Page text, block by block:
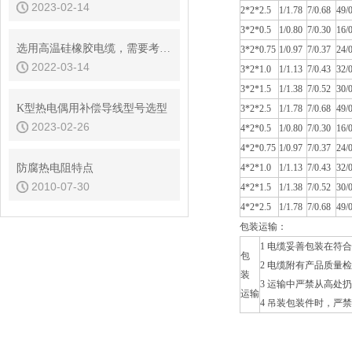
2023-02-14
选用高温硅橡胶电缆，需要考虑哪些问题
2022-03-14
K型热电偶用补偿导线型号选型
2023-02-26
防腐热电阻特点
2010-07-30
2*2*2.5
1/1.78 7/0.68 49/
3*2*0.5
1/0.80 7/0.30 16/
3*2*0.75 1/0.97 7/0.37 24/
3*2*1.0
1/1.13 7/0.43 32/
3*2*1.5
1/1.38 7/0.52 30/
3*2*2.5
1/1.78 7/0.68 49/
4*2*0.5
1/0.80 7/0.30 16/
4*2*0.75 1/0.97 7/0.37 24/
4*2*1.0
1/1.13 7/0.43 32/
4*2*1.5
1/1.38 7/0.52 30/
4*2*2.5
1/1.78 7/0.68 49/
包装运输：
包
装
运输
1 电缆妥善包装在符
2 电缆附有产品质量
3 运输中严禁从高处
4 吊装包装件时，严